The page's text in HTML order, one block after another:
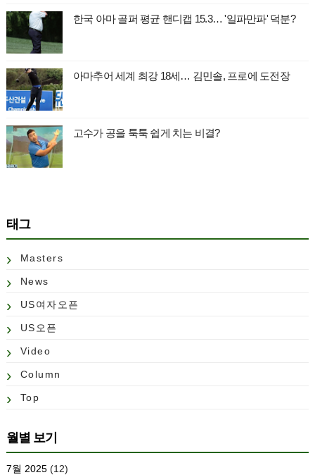
한국 아마 골퍼 평균 핸디캡 15.3… '일파만파' 덕분?
아마추어 세계 최강 18세… 김민솔, 프로에 도전장
고수가 공을 툭툭 쉽게 치는 비결?
태그
Masters
News
US여자오픈
US오픈
Video
Column
Top
월별 보기
7월 2025(12)